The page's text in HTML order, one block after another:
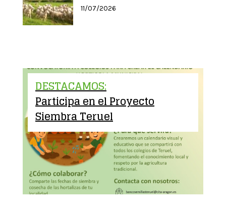
11/07/2026
DESTACAMOS:
Participa en el Proyecto
Siembra Teruel